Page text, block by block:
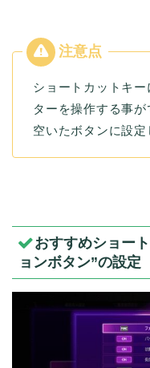
ショートカットキ
ターを操作する事が
空いたボタンに設定
おすすめショー
ョンボタン”の設定